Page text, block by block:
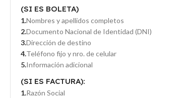
(SI ES BOLETA)
Nombres y apellidos completos
Documento Nacional de Identidad (DNI)
Dirección de destino
Teléfono fijo y nro. de celular
Información adicional
(SI ES FACTURA):
Razón Social